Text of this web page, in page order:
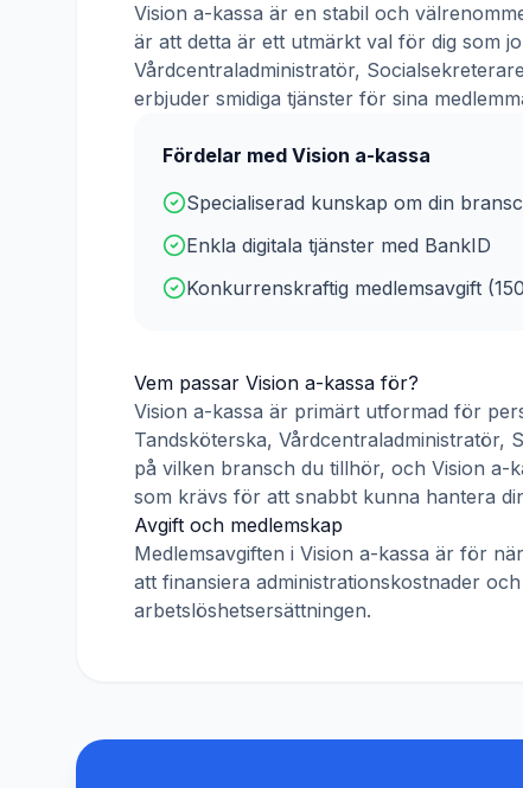
Vision a-kassa är en stabil och
är att detta är ett utmärkt val för dig som
Vårdcentraladministratör, Socialsekreterare
erbjuder smidiga tjänster för sina
Fördelar med Vision a-kassa
Specialiserad kunskap om din
Enkla digitala tjänster med BankID
Konkurrenskraftig medlemsavgift (150
Vem passar Vision a-kassa för?
Vision a-kassa är primärt utformad för
Tandsköterska, Vårdcentraladministratör,
på vilken bransch du tillhör, och Vision a-
som krävs för att snabbt kunna hantera
Avgift och medlemskap
Medlemsavgiften i Vision a-kassa är för
att finansiera administrationskostnader
arbetslöshetsersättningen.